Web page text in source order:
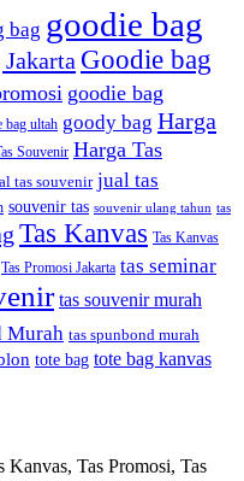
bag goodie bag
Goodie bag
goodie bag
bag ultah goody bag Harga
Souvenir Harga Tas
tas souvenir jual tas
souvenir tas souvenir ulang tahun tas
Tas Kanvas Tas Kanvas
Tas Promosi Jakarta tas seminar
tas souvenir murah
Murah tas spunbond murah
tote bag tote bag kanvas
Kanvas, Tas Promosi, Tas